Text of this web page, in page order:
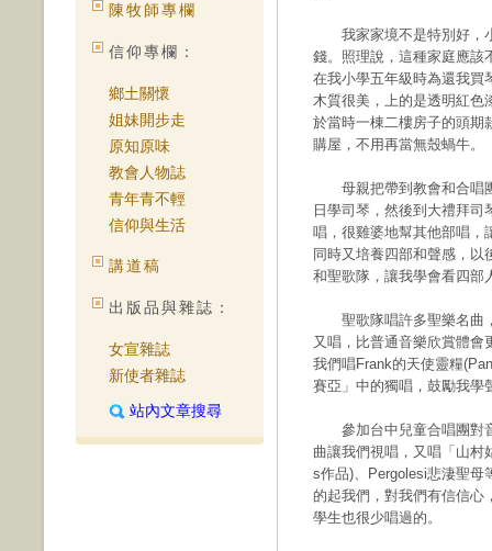
陳牧師專欄
信仰專欄：
鄉土關懷
姐妹開步走
原知原味
教會人物誌
青年青不輕
信仰與生活
講道稿
出版品與雜誌：
女宣雜誌
新使者雜誌
站內文章搜尋
我家家境不是特別好，小
錢。照理說，這種家庭應該
在我小學五年級時為還我買
木質很美，上的是透明紅色
於當時一棟二樓房子的頭期
購屋，不用再當無殼蝸牛。
母親把帶到教會和合唱團
日學司琴，然後到大禮拜
唱，很雞婆地幫其他部唱，
同時又培養四部和聲感，
和聖歌隊，讓我學會看四部
聖歌隊唱許多聖樂名曲，
又唱，比普通音樂欣賞體會
我們唱Frank的天使靈糧
賽亞」中的獨唱，鼓勵我學
參加台中兒童合唱團對音
曲讓我們視唱，又唱「山村
s作品)、Pergolesi悲淒聖母
的起我們，對我們有信信心
學生也很少唱過的。